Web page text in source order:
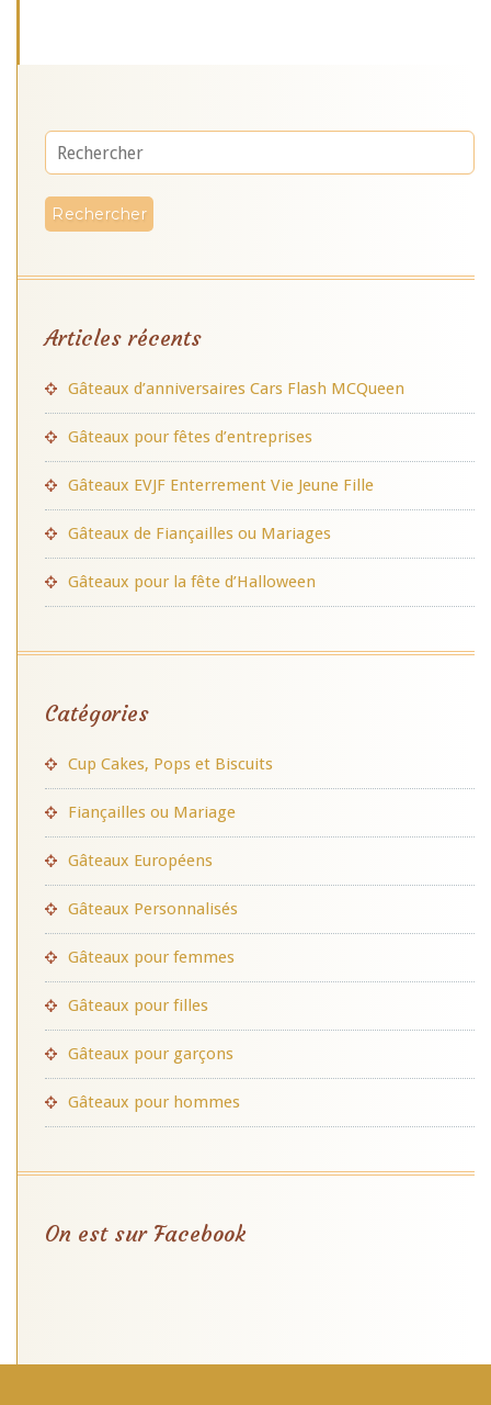
Articles récents
Gâteaux d’anniversaires Cars Flash MCQueen
Gâteaux pour fêtes d’entreprises
Gâteaux EVJF Enterrement Vie Jeune Fille
Gâteaux de Fiançailles ou Mariages
Gâteaux pour la fête d’Halloween
Catégories
Cup Cakes, Pops et Biscuits
Fiançailles ou Mariage
Gâteaux Européens
Gâteaux Personnalisés
Gâteaux pour femmes
Gâteaux pour filles
Gâteaux pour garçons
Gâteaux pour hommes
On est sur Facebook